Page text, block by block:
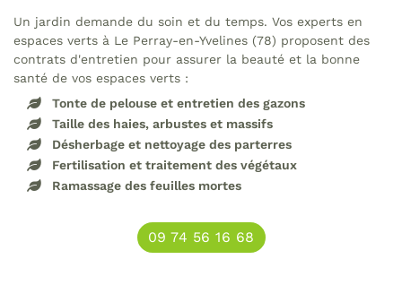
Rejoignez-
Un jardin demande du soin et du temps. Vos experts en
espaces verts à Le Perray-en-Yvelines (78) proposent des
contrats d'entretien pour assurer la beauté et la bonne
santé de vos espaces verts :
Tonte de pelouse et entretien des gazons
Taille des haies, arbustes et massifs
Désherbage et nettoyage des parterres
Fertilisation et traitement des végétaux
Ramassage des feuilles mortes
09 74 56 16 68